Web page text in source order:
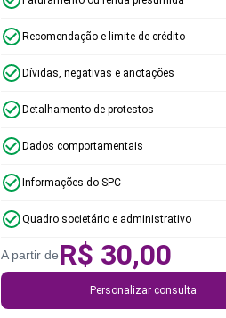
Recomendação e limite de crédito
Dívidas, negativas e anotações
Detalhamento de protestos
Dados comportamentais
Informações do SPC
Quadro societário e administrativo
A partir deR$ 30,00
Personalizar consulta